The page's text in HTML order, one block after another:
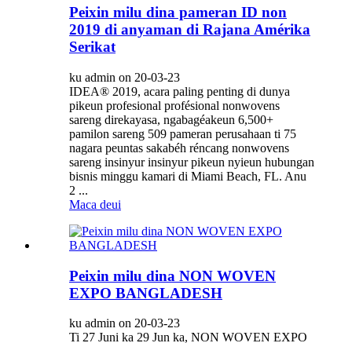
Peixin milu dina pameran ID non
2019 di anyaman di Rajana Amérika
Serikat
ku admin on 20-03-23
IDEA® 2019, acara paling penting di dunya
pikeun profesional profésional nonwovens
sareng direkayasa, ngabagéakeun 6,500+
pamilon sareng 509 pameran perusahaan ti 75
nagara peuntas sakabéh réncang nonwovens
sareng insinyur insinyur pikeun nyieun hubungan
bisnis minggu kamari di Miami Beach, FL. Anu
2 ...
Maca deui
Peixin milu dina NON WOVEN
EXPO BANGLADESH
ku admin on 20-03-23
Ti 27 Juni ka 29 Jun ka, NON WOVEN EXPO